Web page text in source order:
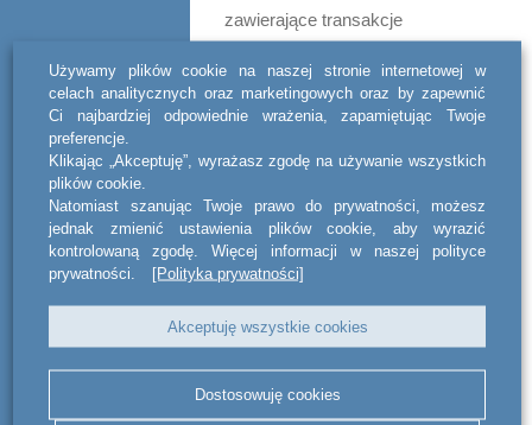
zawierające transakcje
rozważyć zawarcie takiego
postanowienia w statucie,
uzyskania odpowiedniej zgody
powodować będzie nieważność
danej czynności. Co ważne,
powyższe nie znajdzie
zastosowania do spółek, których
co najmniej jedna akcja
dopuszczona jest do obrotu na
Używamy plików cookie na naszej stronie internetowej w
celach analitycznych oraz marketingowych oraz by zapewnić
Ci najbardziej odpowiednie wrażenia, zapamiętując Twoje
preferencje.
Klikając „Akceptuję”, wyrażasz zgodę na używanie wszystkich
plików cookie.
Natomiast szanując Twoje prawo do prywatności, możesz
jednak zmienić ustawienia plików cookie, aby wyrazić
kontrolowaną zgodę. Więcej informacji w naszej polityce
prywatności.
[Polityka prywatności]
Akceptuję wszystkie cookies
Dostosowuję cookies